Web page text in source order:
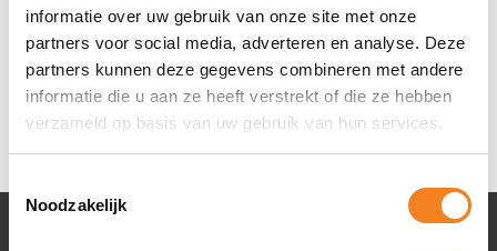
informatie over uw gebruik van onze site met onze
partners voor social media, adverteren en analyse. Deze
partners kunnen deze gegevens combineren met andere
informatie die u aan ze heeft verstrekt of die ze hebben
verzameld op basis van uw gebruik van hun services.
Noodzakelijk
0 producten Toon:
Geen producten gevonden!...